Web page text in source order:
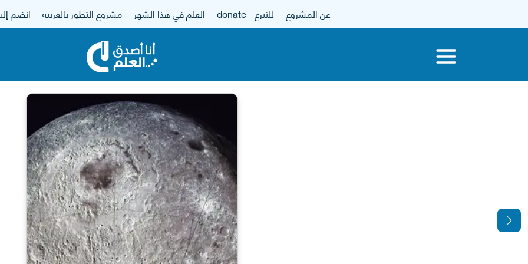
عن المشروع للتبرع - donate العلم في هذا الشهر مشروع التطور بالعربية انضم